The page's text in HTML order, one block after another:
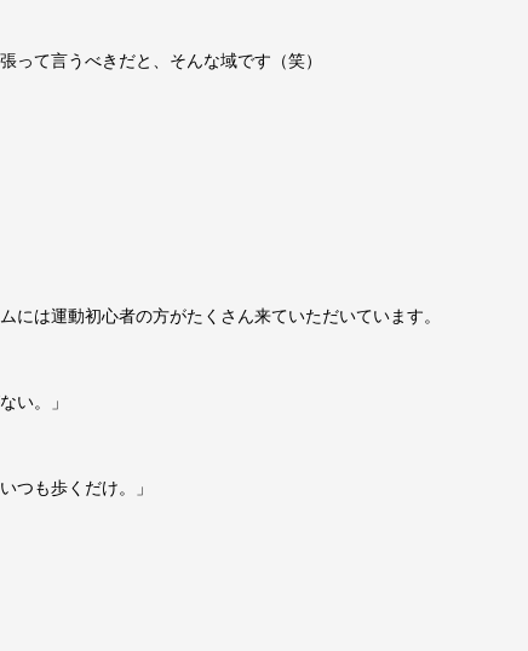
って言うべきだと、そんな域です（笑）
には運動初心者の方がたくさん来ていただいています。
い。」
つも歩くだけ。」